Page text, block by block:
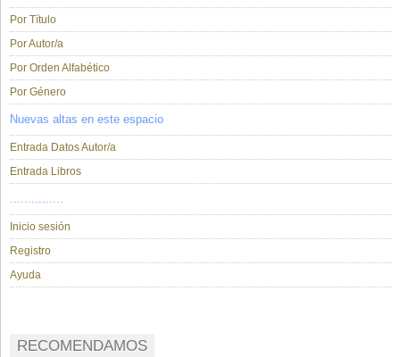
Por Título
Por Autor/a
Por Orden Alfabético
Por Género
Nuevas altas en este espacio
Entrada Datos Autor/a
Entrada Libros
...............
Inicio sesión
Registro
Ayuda
RECOMENDAMOS